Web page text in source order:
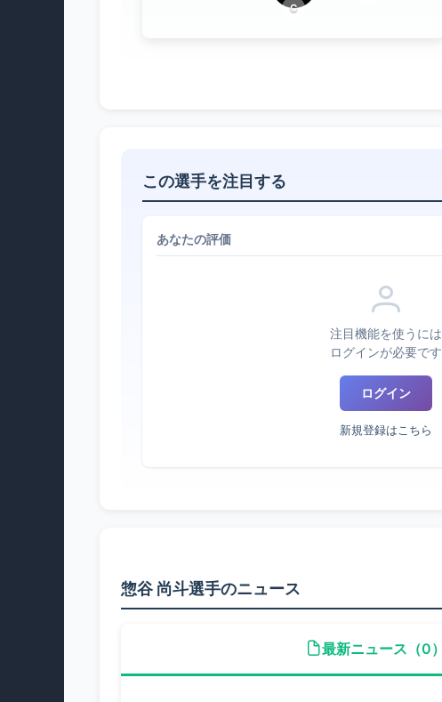
C
この選手を注目する
あなたの評価
注目機能を使うには
ログインが必要です
ログイン
新規登録はこちら
惣谷 尚斗選手のニュース
最新ニュース（0）